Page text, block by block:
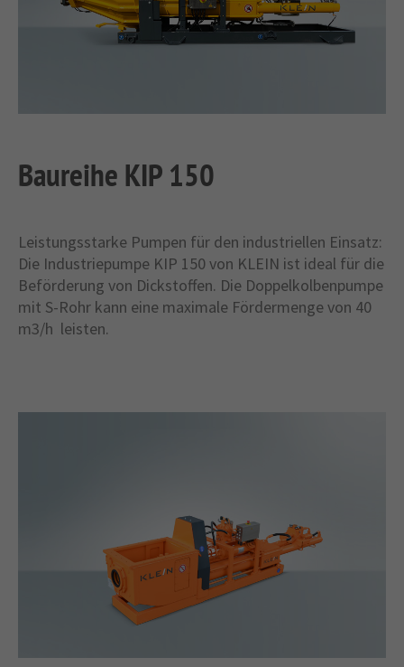
Baureihe KIP 150
Leistungsstarke Pumpen für den industriellen Einsatz:
Die Industriepumpe KIP 150 von KLEIN ist ideal für die
Beförderung von Dickstoffen. Die Doppelkolbenpumpe
mit S-Rohr kann eine maximale Fördermenge von 40
m3/h leisten.